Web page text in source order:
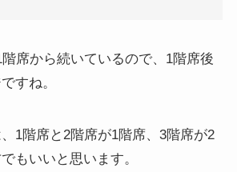
席から続いているので、1階席後
すね。
1階席と2階席が1階席、3階席が2
もいいと思います。